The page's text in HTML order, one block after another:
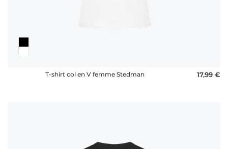
T-shirt col en V femme Stedman 17,99 €